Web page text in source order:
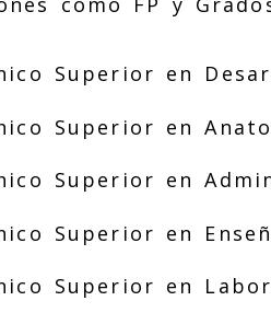
Superior en
Superior en
Superior en
Superior en
Superior en